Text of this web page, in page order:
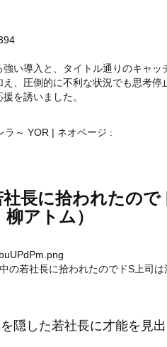
い導入と、タイトル通りのキャッ
、圧倒的に不利な状況でも思考停
を誘いました。
ラ～ YOR | ネオページ :
長に拾われたので
アトム）
若社長に拾われたのでドS上司
隠した若社長に才能を見